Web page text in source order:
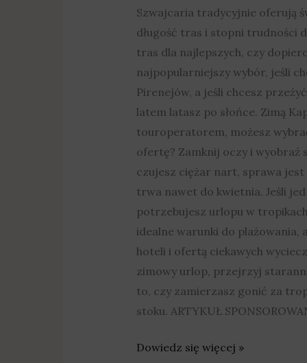
Szwajcaria tradycyjnie oferują
długość tras i stopni trudności
tras dla najlepszych, czy
najpopularniejszy wybór, jeśli
Pirenejów, a jeśli chcesz
latem latasz po słońce. Zimą
touroperatorem, możesz
ofertę? Zamknij oczy i wyobraź
czujesz ciężar nart, sprawa
trwa nawet do kwietnia. Jeśli
potrzebujesz urlopu w
idealne warunki do plażowania,
hoteli i ofertą ciekawych
zimowy urlop, przejrzyj
to, czy zamierzasz gonić za
stoku. ARTYKUŁ
Dowiedz się więcej »